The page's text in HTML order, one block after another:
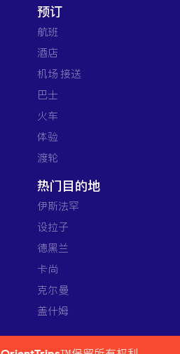
预订
航班
酒店
机场 接送
巴士
火车
体验
渡轮
热门目的地
伊斯法罕
设拉子
德黑兰
卡尚
克尔曼
盖什姆